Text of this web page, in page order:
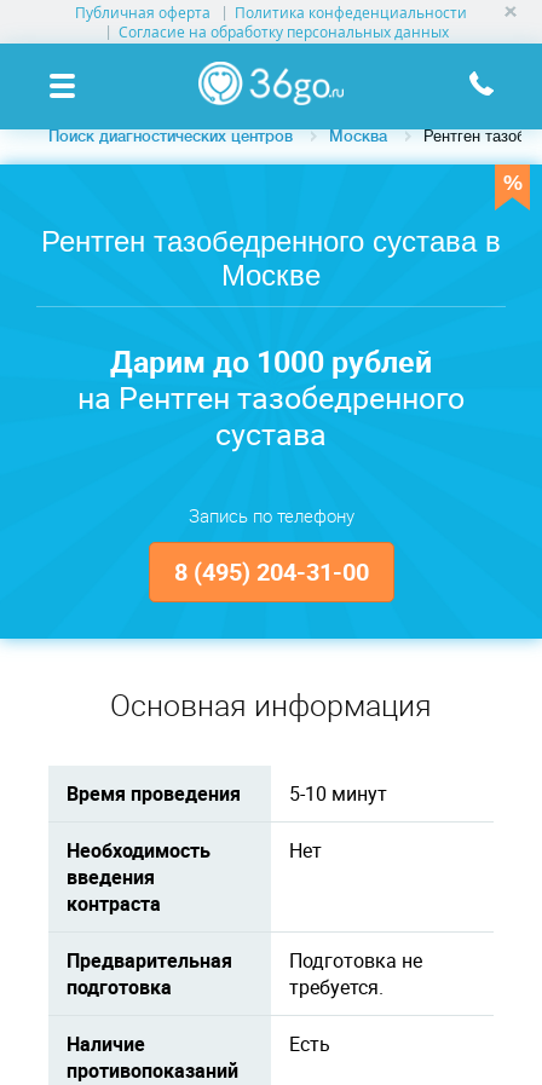
Публичная оферта
Политика конфеденциальности
Согласие на обработку персональных данных
УСЛУГИ КЛИНИК
КЛИНИКИ НА КАРТЕ
ПАМЯТКА ПАЦИЕНТУ
Поиск диагностических центров Москва Рентген
Рентген тазобедренного сустава в
Москве
Дарим до 1000 рублей
на Рентген тазобедренного
сустава
Запись по телефону
8 (495) 204-31-00
Основная информация
Время проведения 5-10 минут
Необходимость
введения
контраста
Нет
Предварительная
подготовка
Подготовка не
требуется.
Наличие
противопоказаний
Есть